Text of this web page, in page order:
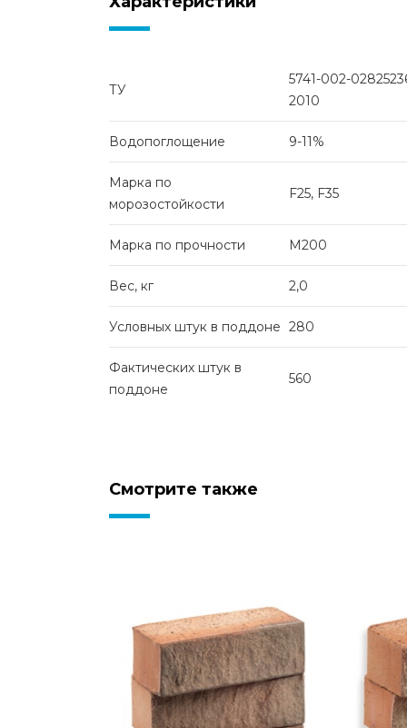
ТУ
5741-002-
2010
Водопоглощение 9-11%
Марка по
морозостойкости
F25, F35
Марка по прочности M200
Вес, кг 2,0
Условных штук в поддоне 280
Фактических штук в
поддоне
560
Смотрите также